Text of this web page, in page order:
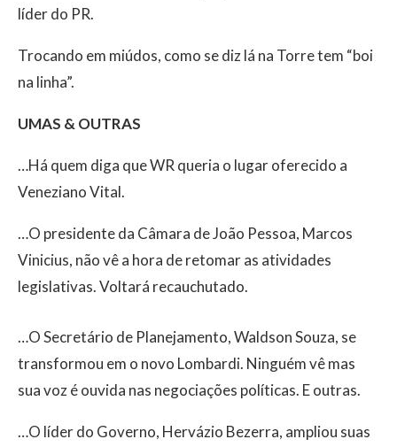
líder do PR.
Trocando em miúdos, como se diz lá na Torre tem “boi
na linha”.
UMAS & OUTRAS
…Há quem diga que WR queria o lugar oferecido a
Veneziano Vital.
…O presidente da Câmara de João Pessoa, Marcos
Vinicius, não vê a hora de retomar as atividades
legislativas. Voltará recauchutado.
…O Secretário de Planejamento, Waldson Souza, se
transformou em o novo Lombardi. Ninguém vê mas
sua voz é ouvida nas negociações políticas. E outras.
…O líder do Governo, Hervázio Bezerra, ampliou suas